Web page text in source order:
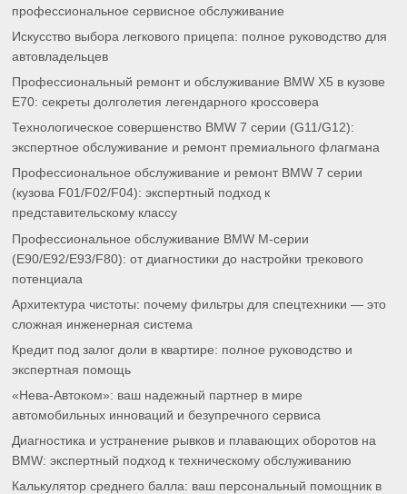
профессиональное сервисное обслуживание
Искусство выбора легкового прицепа: полное руководство для
автовладельцев
Профессиональный ремонт и обслуживание BMW X5 в кузове
E70: секреты долголетия легендарного кроссовера
Технологическое совершенство BMW 7 серии (G11/G12):
экспертное обслуживание и ремонт премиального флагмана
Профессиональное обслуживание и ремонт BMW 7 серии
(кузова F01/F02/F04): экспертный подход к
представительскому классу
Профессиональное обслуживание BMW M-серии
(E90/E92/E93/F80): от диагностики до настройки трекового
потенциала
Архитектура чистоты: почему фильтры для спецтехники — это
сложная инженерная система
Кредит под залог доли в квартире: полное руководство и
экспертная помощь
«Нева-Автоком»: ваш надежный партнер в мире
автомобильных инноваций и безупречного сервиса
Диагностика и устранение рывков и плавающих оборотов на
BMW: экспертный подход к техническому обслуживанию
Калькулятор среднего балла: ваш персональный помощник в